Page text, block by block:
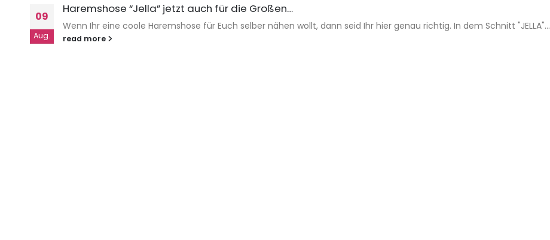
09
Aug.
Haremshose “Jella” jetzt auch für die Großen…
Wenn Ihr eine coole Haremshose für Euch selber nähen wollt, dann seid Ihr hier genau richtig. In dem Schnitt "JELLA"...
read more